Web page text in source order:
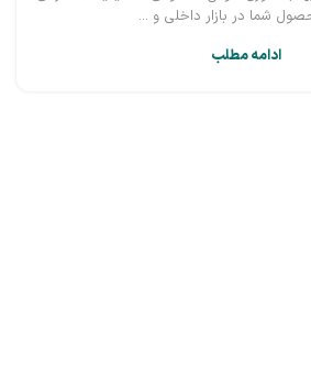
شما در بازار داخلی و ...
ادامه مطلب